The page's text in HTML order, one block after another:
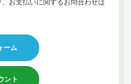
お支払いに関するお問合わせは
ーム
ント